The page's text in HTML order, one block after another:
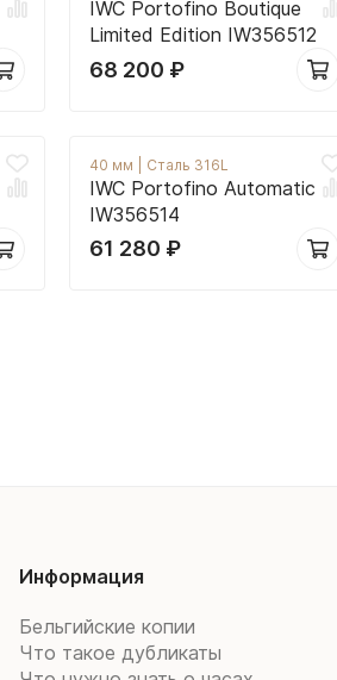
IWC Portofino Boutique
Limited Edition IW356512
68 200 ₽
40 мм Сталь 316L
IWC Portofino Automatic
IW356514
61 280 ₽
Информация
Бельгийские копии
Что такое дубликаты